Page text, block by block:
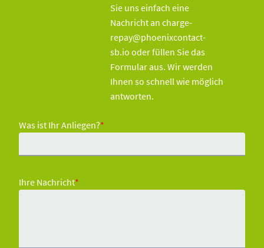
Sie uns einfach eine
Nachricht an charge-
repay@phoenixcontact-
sb.io oder füllen Sie das
Formular aus. Wir werden
Ihnen so schnell wie möglich
antworten.
Was ist Ihr Anliegen?*
Ihre Nachricht*